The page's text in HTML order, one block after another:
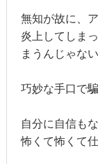
無知が故に、
炎上してしま
まうんじゃない
巧妙な手口で
自分に自信も
怖くて怖くて